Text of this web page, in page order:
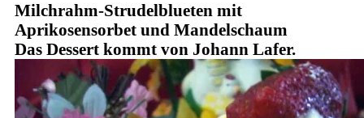
Milchrahm-Strudelblueten mit
Aprikosensorbet und Mandelschaum
Das Dessert kommt von Johann Lafer.